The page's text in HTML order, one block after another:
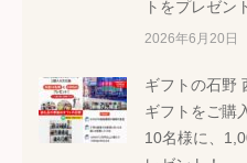
トをプレゼン
2026年6月20日
ギフトの石野
ギフトをご購
10名様に、